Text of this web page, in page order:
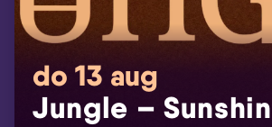
do 13 aug
Jungle –